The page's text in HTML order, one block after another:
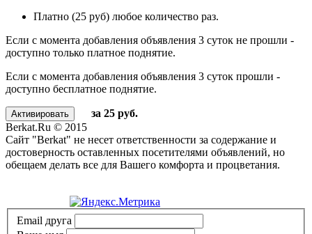
Платно (25 руб) любое количество раз.
Если с момента добавления объявления 3 суток не прошли -
доступно только платное поднятие.
Если с момента добавления объявления 3 суток прошли -
доступно бесплатное поднятие.
за 25 руб.
Berkat.Ru © 2015
Сайт "Berkat" не несет ответственности за содержание и
достоверность оставленных посетителями объявлений, но
обещаем делать все для Вашего комфорта и процветания.
Email друга